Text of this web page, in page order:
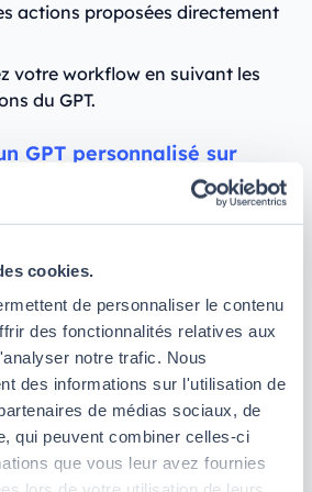
cookies.
de personnaliser le contenu
des fonctionnalités relatives aux
notre trafic. Nous
des informations sur l'utilisation de
de médias sociaux, de
qui peuvent combiner celles-ci
que vous leur avez fournies
actions proposées directement
votre workflow en suivant les
du GPT.
GPT personnalisé sur
pour vos automatisations.
d’aide pourconstruire des
sans expérience
explorer de nouvelles idées
processus existants.